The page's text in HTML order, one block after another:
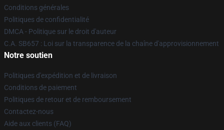
Conditions générales
Politiques de confidentialité
DMCA - Politique sur le droit d'auteur
C.A. SB657 : Loi sur la transparence de la chaîne d'approvisionnement
Notre soutien
Politiques d'expédition et de livraison
Conditions de paiement
Politiques de retour et de remboursement
Contactez-nous
Aide aux clients (FAQ)